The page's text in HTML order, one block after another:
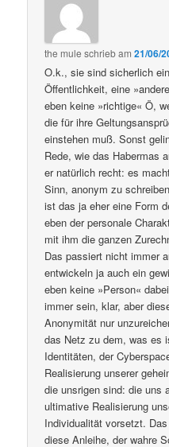
the mule schriebam21/06/
O.k., sie sind sicherlich
Öffentlichkeit, eine
eben keine »richtige« Ö,
die für ihre
einstehen muß. Sonst
Rede, wie das Habermas
er natürlich recht: es
Sinn, anonym zu
ist das ja eher eine Form
eben der personale
mit ihm die ganzen
Das passiert nicht immer
entwickeln ja auch ein
eben keine »Person«
immer sein, klar, aber
Anonymität nur
das Netz zu dem, was es
Identitäten, der
Realisierung unserer
die unsrigen sind: die uns
ultimative Realisierung
Individualität vorsetzt.
diese Anleihe, der wahre